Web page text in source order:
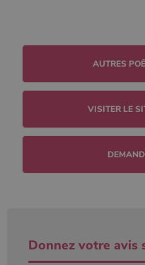
VISITER LE
Donnez votre avis